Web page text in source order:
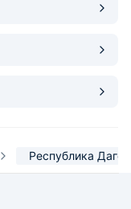
Республика